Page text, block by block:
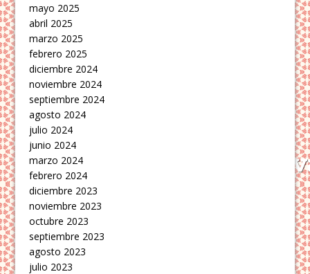
mayo 2025
abril 2025
marzo 2025
febrero 2025
diciembre 2024
noviembre 2024
septiembre 2024
agosto 2024
julio 2024
junio 2024
marzo 2024
febrero 2024
diciembre 2023
noviembre 2023
octubre 2023
septiembre 2023
agosto 2023
julio 2023